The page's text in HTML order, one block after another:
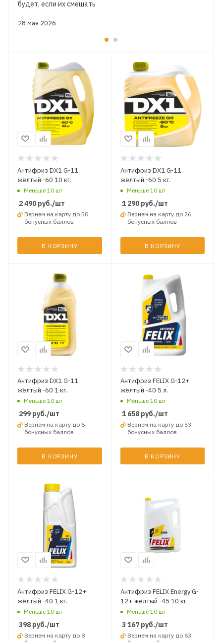
28 мая 2026
будет, если их смешать
Антифриз DX1 G-11
жёлтый -60 10 кг.
Меньше 10 шт
2 490 руб./шт
Вернем на карту до 50
бонусных баллов
В КОРЗИНУ
Антифриз DX1 G-11
жёлтый -60 5 кг.
Меньше 10 шт
1 290руб./шт
Вернем на карту до 26
бонусных баллов
В КОРЗИНУ
Антифриз DX1 G-11
жёлтый -60 1 кг.
Меньше 10 шт
299 руб./шт
Вернем на карту до 6
бонусных баллов
В КОРЗИНУ
Антифриз FELIX G-12+
жёлтый -40 5 л.
Меньше 10 шт
1 658руб./шт
Вернем на карту до 33
бонусных баллов
В КОРЗИНУ
Антифриз FELIX G-12+
жёлтый -40 1 кг.
Меньше 10 шт
398 руб./шт
Вернем на карту до 8
Антифриз FELIX Energy G-
12+ жёлтый -45 10 кг.
Меньше 10 шт
3 167руб./шт
Вернем на карту до 63